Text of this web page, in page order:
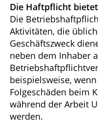
Die Haftpflicht
Die
Aktivitäten, die
Geschäftszweck
neben dem Inhaber
beispielsweise,
Folgeschäden beim
während der Arbeit
werden.